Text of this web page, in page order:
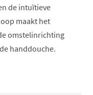
de intuïtieve
maakt het
omstelinrichting
handdouche.
van